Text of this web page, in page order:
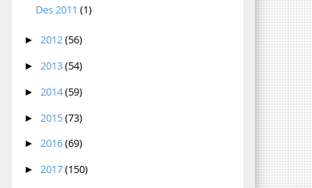
Des 2011 (1)
► 2012(56)
► 2013(54)
► 2014(59)
► 2015(73)
► 2016(69)
► 2017(150)